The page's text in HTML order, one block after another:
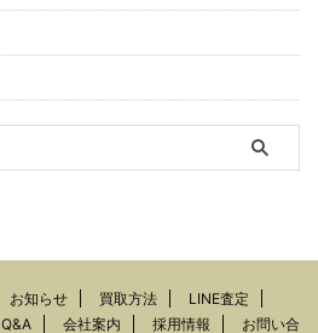
お知らせ 買取方法
LINE査定
Q&A 会社案内 採用情報 お問い合